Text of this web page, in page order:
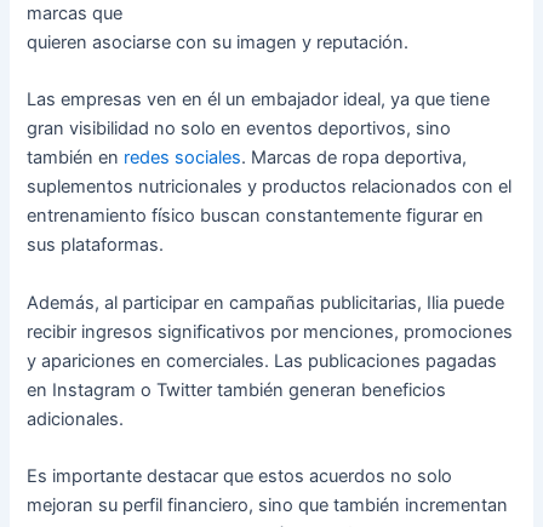
marcas que
quieren asociarse con su imagen y reputación.
Las empresas ven en él un embajador ideal, ya que tiene
gran visibilidad no solo en eventos deportivos, sino
también en redes sociales. Marcas de ropa deportiva,
suplementos nutricionales y productos relacionados con el
entrenamiento físico buscan constantemente figurar en
sus plataformas.
Además, al participar en campañas publicitarias, Ilia puede
recibir ingresos significativos por menciones, promociones
y apariciones en comerciales. Las publicaciones pagadas
en Instagram o Twitter también generan beneficios
adicionales.
Es importante destacar que estos acuerdos no solo
mejoran su perfil financiero, sino que también incrementan